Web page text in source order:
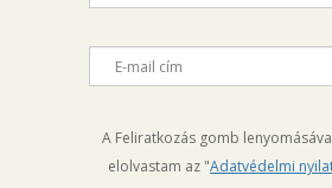
E-mail cím
A Feliratkozás gomb
elolvastam az "Adatvédelmi